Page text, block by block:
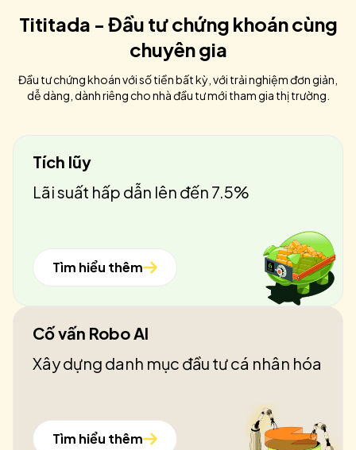
Tititada - Đầu tư chứng khoán cùng
chuyên gia
Đầu tư chứng khoán với số tiền bất kỳ, với trải nghiệm đơn giản,
dễ dàng, dành riêng cho nhà đầu tư mới tham gia thị trường.
Tích lũy
Lãi suất hấp dẫn lên đến 7.5%
Tìm hiểu thêm
Cố vấn Robo AI
Xây dựng danh mục đầu tư cá nhân hóa
Tìm hiểu thêm